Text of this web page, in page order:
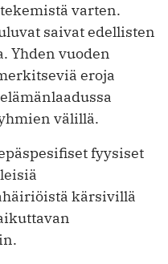
varten.
saivat edellisten
Yhden vuoden
eroja
välillä.
fyysiset
kärsivillä